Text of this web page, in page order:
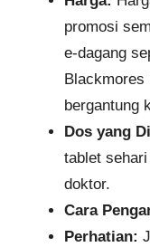
promosi
e-dagang
Blackmores
bergantung
Dos yang
tablet
doktor.
Cara
Perhatian: